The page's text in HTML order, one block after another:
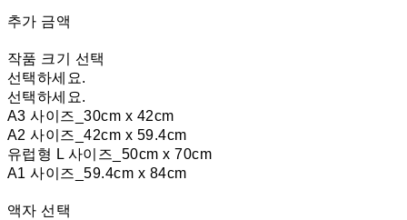
추가 금액
작품 크기 선택
선택하세요.
선택하세요.
A3 사이즈_30cm x 42cm
A2 사이즈_42cm x 59.4cm
유럽형 L 사이즈_50cm x 70cm
A1 사이즈_59.4cm x 84cm
액자 선택